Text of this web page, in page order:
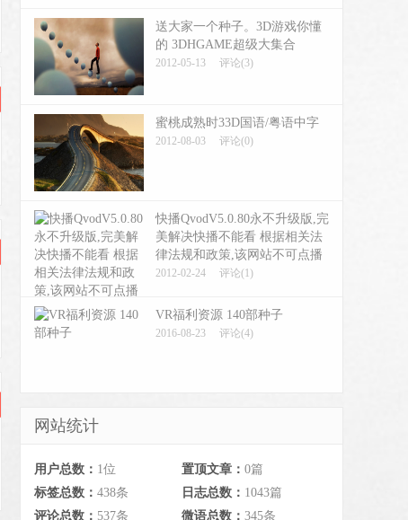
送大家一个种子。3D游戏你懂
的 3DHGAME超级大集合
2012-05-13 评论(3)
蜜桃成熟时33D国语/粤语中字
2012-08-03 评论(0)
快播QvodV5.0.80永不升级版,完
美解决快播不能看 根据相关法
律法规和政策,该网站不可点播
2012-02-24 评论(1)
VR福利资源 140部种子
2016-08-23 评论(4)
网站统计
用户总数： 1位 置顶文章： 0篇
标签总数： 438条 日志总数： 1043篇
评论总数： 537条 微语总数： 345条